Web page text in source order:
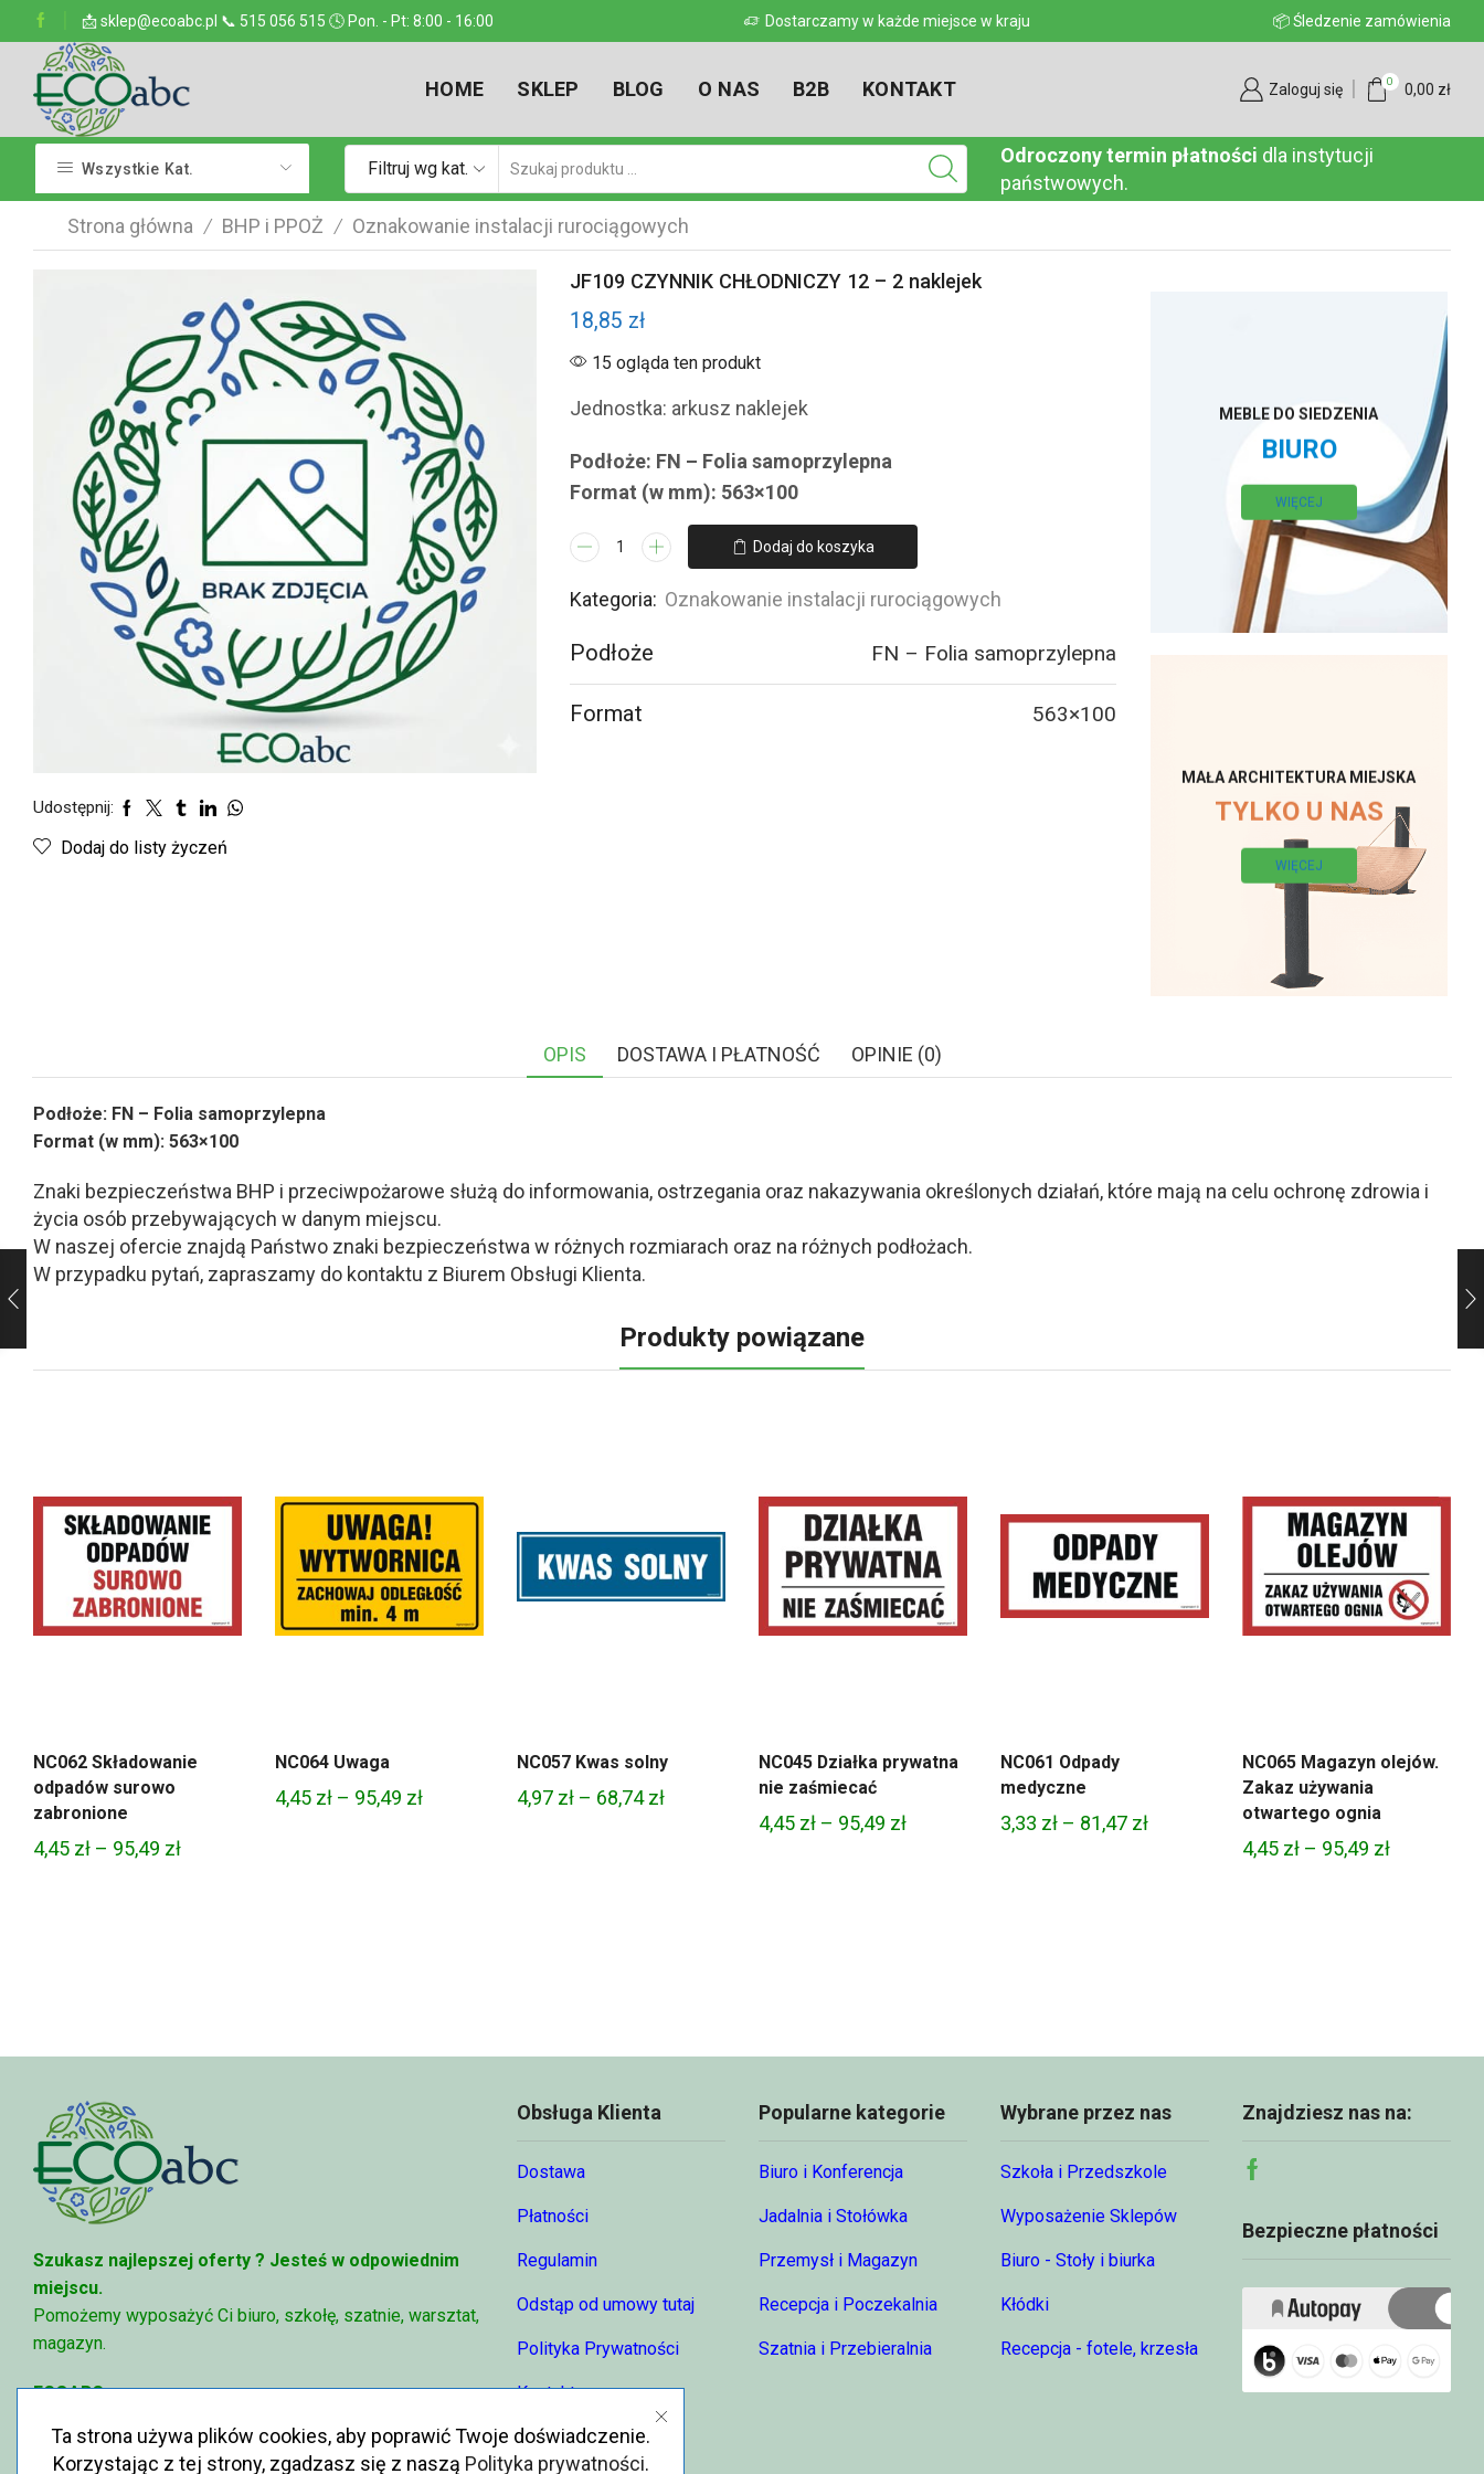
📩 sklep@ecoabc.pl 📞 515 056 515 🕓 Pon. - Pt: 8:00 - 16:00
w kraju Dostarczamy w każde miejsce w kraju Dostarczamy w każde miejsce w kraju 📦 Śledzenie zamówienia
HOME SKLEP BLOG O NAS B2B KONTAKT Zaloguj się 0 0,00 zł
Wszystkie Kat. Filtruj wg kat.
wyszukiwania
Odroczony termin płatności dla instytucji
państwowych.
Strona główna / BHP i PPOŻ / Oznakowanie instalacji rurociągowych
Udostępnij:
Dodaj do listy życzeń
JF109 CZYNNIK CHŁODNICZY 12 – 2 naklejek
18,85 zł
15 ogląda ten produkt
Jednostka: arkusz naklejek
Podłoże: FN – Folia samoprzylepna
Format (w mm): 563×100
ilość
CZYNNIK
12
-
2
Dodaj do koszyka
Kategoria: Oznakowanie instalacji rurociągowych
Podłoże FN – Folia samoprzylepna
Format 563×100
MEBLE DO SIEDZENIA
BIURO
WIĘCEJ
MAŁA ARCHITEKTURA MIEJSKA
TYLKO U NAS
WIĘCEJ
OPIS DOSTAWA I PŁATNOŚĆ OPINIE (0)
Podłoże: FN – Folia samoprzylepna
Format (w mm): 563×100
Znaki bezpieczeństwa BHP i przeciwpożarowe służą do informowania, ostrzegania oraz nakazywania określonych działań, które mają na celu ochronę zdrowia i
życia osób przebywających w danym miejscu.
W naszej ofercie znajdą Państwo znaki bezpieczeństwa w różnych rozmiarach oraz na różnych podłożach.
W przypadku pytań, zapraszamy do kontaktu z Biurem Obsługi Klienta.
Produkty powiązane
NC062 Składowanie
odpadów surowo
zabronione
4,45 zł – 95,49 złZakres
NC064 Uwaga
4,45 zł – 95,49 złZakres
NC057 Kwas solny
4,97 zł – 68,74złZakres
NC045 Działka prywatna
nie zaśmiecać
4,45 zł – 95,49 złZakres
NC061 Odpady
medyczne
3,33 zł – 81,47 złZakres
NC065 Magazyn olejów.
Zakaz używania
otwartego ognia
4,45 zł – 95,49 złZakres
Szukasz najlepszej oferty ? Jesteś w odpowiednim
miejscu.
Pomożemy wyposażyć Ci biuro, szkołę, szatnie, warsztat,
magazyn.
ECOABC
515-056-515
Obsługa Klienta
Dostawa
Płatności
Regulamin
Odstąp od umowy tutaj
Polityka Prywatności
Kontakt
O nas
Popularne kategorie
Biuro i Konferencja
Jadalnia i Stołówka
Przemysł i Magazyn
Recepcja i Poczekalnia
Szatnia i Przebieralnia
Wybrane przez nas
Szkoła i Przedszkole
Wyposażenie Sklepów
Biuro - Stoły i biurka
Kłódki
Recepcja - fotele, krzesła
Znajdziesz nas na:
Facebook
Bezpieczne płatności
Ta strona używa plików cookies, aby poprawić Twoje doświadczenie.
Korzystając z tej strony, zgadzasz się z naszą Polityka prywatności.